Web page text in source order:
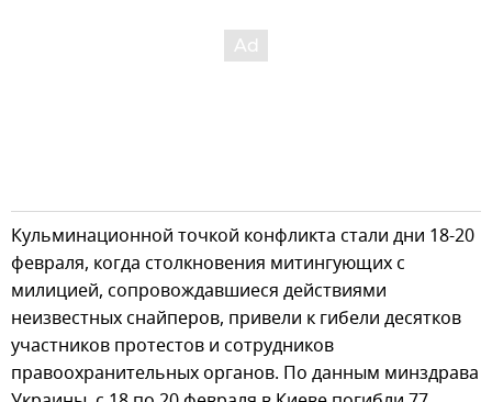
Кульминационной точкой конфликта стали дни 18-20
февраля, когда столкновения митингующих с
милицией, сопровождавшиеся действиями
неизвестных снайперов, привели к гибели десятков
участников протестов и сотрудников
правоохранительных органов. По данным минздрава